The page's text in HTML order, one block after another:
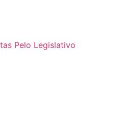
Pelo Legislativo